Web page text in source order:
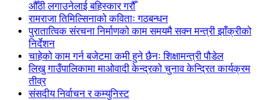
औँठी लगाउनेलाई बहिस्कार गरौँ
रामराजा तिमिल्सिनाको कविताः गठबन्धन
पुरातात्विक संरचना निर्माणको काम समयमै सक्न मन्त्री झाँक्रीको
निर्देशन
चाहेको काम गर्न बजेटमा कमी हुने छैनः शिक्षामन्त्री पौडेल
लिखु गाउँपालिकामा माओवादी केन्द्रको चुनाव केन्द्रित कार्यक्रम
तीव्र
संसदीय निर्वाचन र कम्युनिस्ट